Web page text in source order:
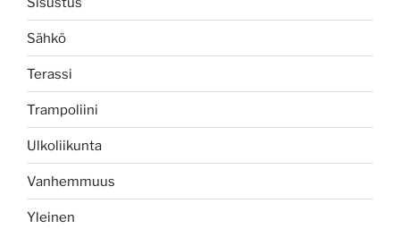
Sähkö
Terassi
Trampoliini
Ulkoliikunta
Vanhemmuus
Yleinen